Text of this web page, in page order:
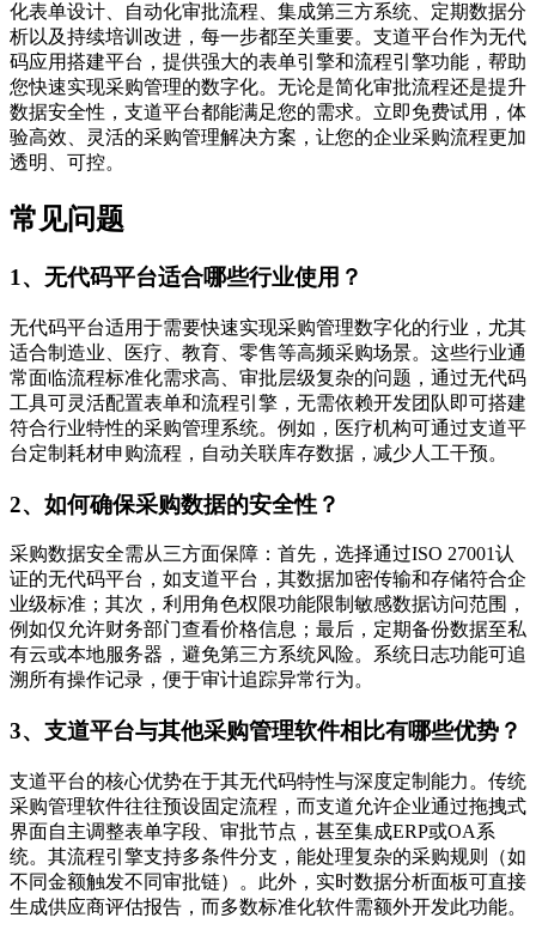
化表单设计、自动化审批流程、集成第三方系统、定期数据分
析以及持续培训改进，每一步都至关重要。支道平台作为无代
码应用搭建平台，提供强大的表单引擎和流程引擎功能，帮助
您快速实现采购管理的数字化。无论是简化审批流程还是提升
数据安全性，支道平台都能满足您的需求。立即免费试用，体
验高效、灵活的采购管理解决方案，让您的企业采购流程更加
透明、可控。
常见问题
1、无代码平台适合哪些行业使用？
无代码平台适用于需要快速实现采购管理数字化的行业，尤其
适合制造业、医疗、教育、零售等高频采购场景。这些行业通
常面临流程标准化需求高、审批层级复杂的问题，通过无代码
工具可灵活配置表单和流程引擎，无需依赖开发团队即可搭建
符合行业特性的采购管理系统。例如，医疗机构可通过支道平
台定制耗材申购流程，自动关联库存数据，减少人工干预。
2、如何确保采购数据的安全性？
采购数据安全需从三方面保障：首先，选择通过ISO 27001认
证的无代码平台，如支道平台，其数据加密传输和存储符合企
业级标准；其次，利用角色权限功能限制敏感数据访问范围，
例如仅允许财务部门查看价格信息；最后，定期备份数据至私
有云或本地服务器，避免第三方系统风险。系统日志功能可追
溯所有操作记录，便于审计追踪异常行为。
3、支道平台与其他采购管理软件相比有哪些优势？
支道平台的核心优势在于其无代码特性与深度定制能力。传统
采购管理软件往往预设固定流程，而支道允许企业通过拖拽式
界面自主调整表单字段、审批节点，甚至集成ERP或OA系
统。其流程引擎支持多条件分支，能处理复杂的采购规则（如
不同金额触发不同审批链）。此外，实时数据分析面板可直接
生成供应商评估报告，而多数标准化软件需额外开发此功能。